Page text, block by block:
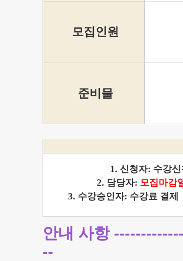
모집인원
준비물
1. 신청자: 수강
2. 담당자: 모집마감
3. 수강승인자: 수강료 결제
안내 사항
--